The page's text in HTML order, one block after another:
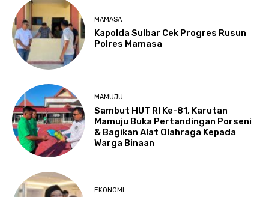
MAMASA
Kapolda Sulbar Cek Progres Rusun
Polres Mamasa
MAMUJU
Sambut HUT RI Ke-81, Karutan
Mamuju Buka Pertandingan Porseni
& Bagikan Alat Olahraga Kepada
Warga Binaan
EKONOMI